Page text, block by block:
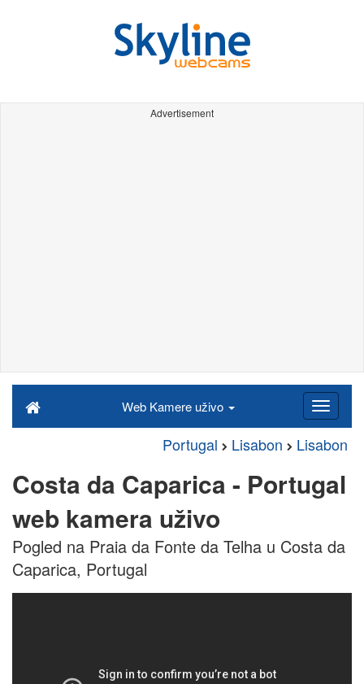
Advertisement
Web Kamere uživo
Portugal Lisabon Lisabon
Costa da Caparica - Portugal
web kamera uživo
Pogled na Praia da Fonte da Telha u Costa da
Caparica, Portugal